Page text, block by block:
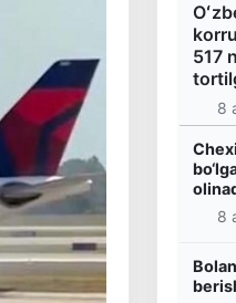
517
8
8